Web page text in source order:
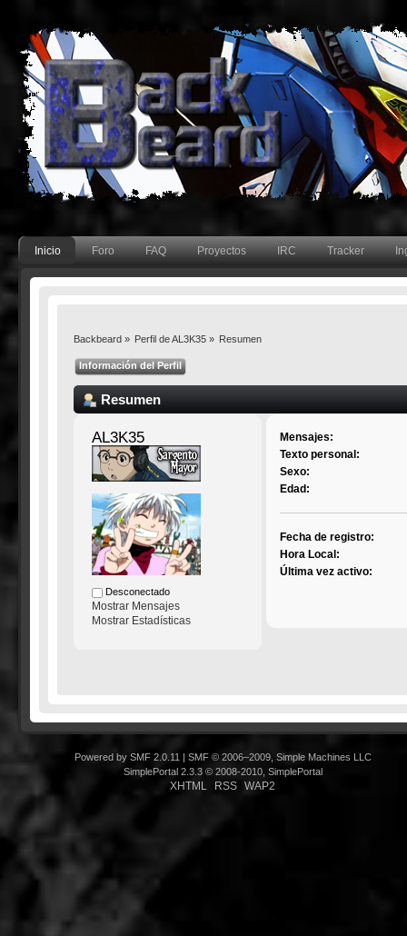
Inicio Foro FAQ Proyectos IRC Tracker
Backbeard» Perfil de AL3K35» Resumen
Información del Perfil
Resumen
AL3K35
Desconectado
Mostrar Mensajes
Mostrar Estadísticas
Mensajes:
Texto personal:
Sexo:
Edad:
Fecha de registro:
Hora Local:
Última vez activo:
Powered by SMF 2.0.11
SMF © 2006–2009, Simple Machines LLC
SimplePortal 2.3.3 © 2008-2010, SimplePortal
XHTML RSS WAP2